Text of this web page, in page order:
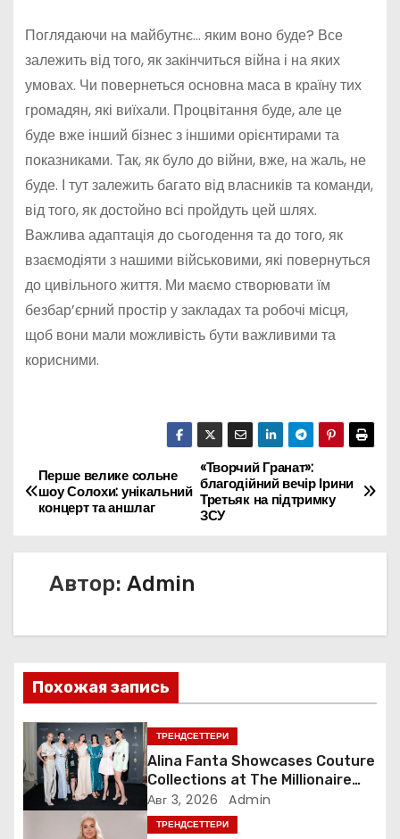
Поглядаючи на майбутнє… яким воно буде? Все
залежить від того, як закінчиться війна і на яких
умовах. Чи повернеться основна маса в країну тих
громадян, які виїхали. Процвітання буде, але це
буде вже інший бізнес з іншими орієнтирами та
показниками. Так, як було до війни, вже, на жаль, не
буде. І тут залежить багато від власників та команди,
від того, як достойно всі пройдуть цей шлях.
Важлива адаптація до сьогодення та до того, як
взаємодіяти з нашими військовими, які повернуться
до цивільного життя. Ми маємо створювати їм
безбар’єрний простір у закладах та робочі місця,
щоб вони мали можливість бути важливими та
корисними.
Н
а
в
г
а
ц
и
я
п
«Творчий Гранат»:
благодійний вечір Ірини
Третьяк на підтримку
ЗСУ
Перше велике сольне
шоу Солохи: унікальний
концерт та аншлаг
Автор: Admin
Похожая запись
ТРЕНДСЕТТЕРИ
Alina Fanta Showcases Couture
Collections at The Millionaire
Concept Gala in France
Авг 3, 2026 Admin
ТРЕНДСЕТТЕРИ